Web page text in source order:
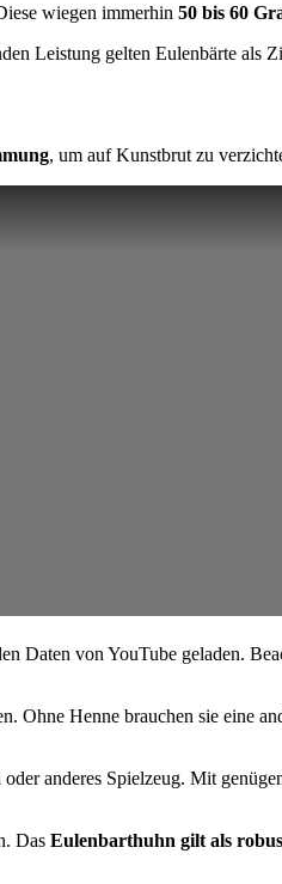
wiegen immerhin 50 bis 60
Leistung gelten Eulenbärte als
, um auf Kunstbrut zu
Daten von YouTube geladen.
Ohne Henne brauchen sie eine
anderes Spielzeug. Mit
Das Eulenbarthuhn gilt als